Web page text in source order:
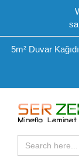
5m² Duvar Kağıdı
Search
for: